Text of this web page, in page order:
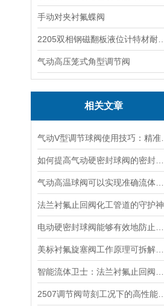
手动对夹衬氟蝶阀
气动高压笼式角型调节阀
相关文章
法兰衬氟止回阀化工管道的守护神